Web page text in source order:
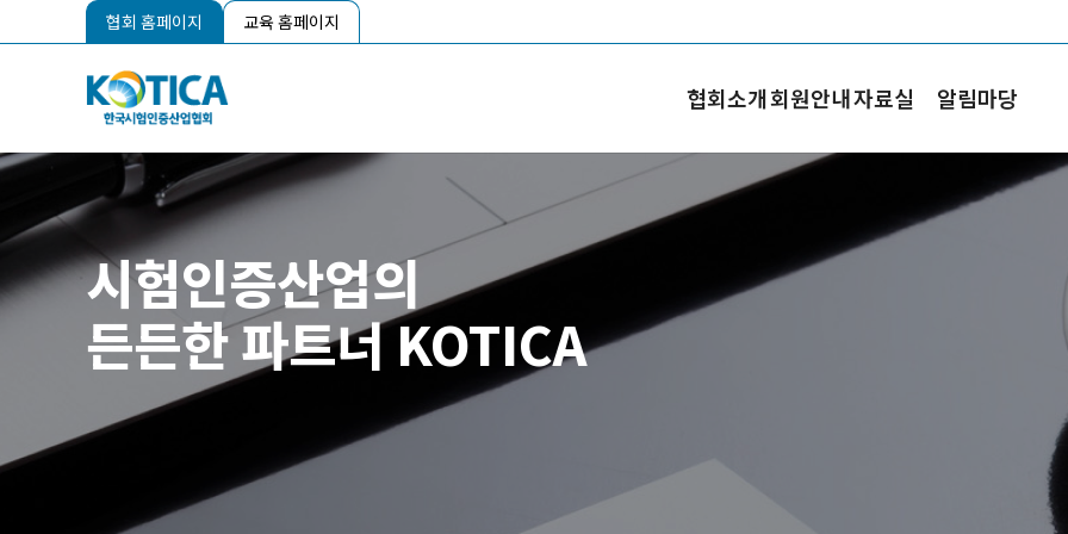
협회소개회원안내자료실 알림마당
협회 홈페이지 교육 홈페이지
시험인증산업의
든든한 파트너 KOTICA